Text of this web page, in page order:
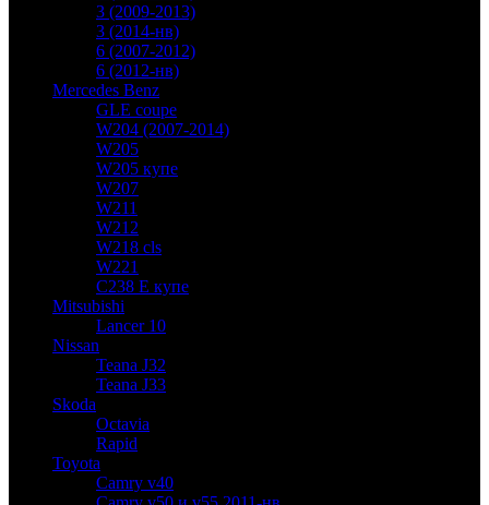
3 (2009-2013)
3 (2014-нв)
6 (2007-2012)
6 (2012-нв)
Mercedes Benz
GLE coupe
W204 (2007-2014)
W205
W205 купе
W207
W211
W212
W218 cls
W221
C238 E купе
Mitsubishi
Lancer 10
Nissan
Teana J32
Teana J33
Skoda
Octavia
Rapid
Toyota
Camry v40